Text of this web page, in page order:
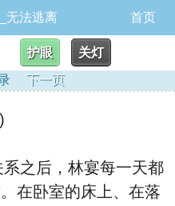
无法逃离 首页
护眼
关灯
下一页
之后，林宴每一天都
在卧室的床上、在落